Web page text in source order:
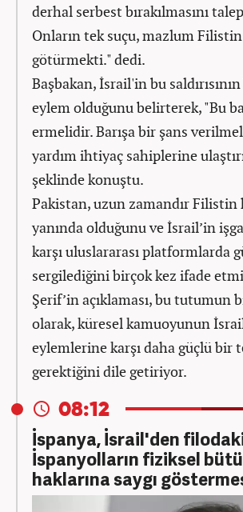
derhal serbest bırakılmasını
Onların tek suçu, mazlum Filistin
götürmekti." dedi.
Başbakan, İsrail'in bu
eylem olduğunu belirterek, "Bu
ermelidir. Barışa bir şans
yardım ihtiyaç sahiplerine
şeklinde konuştu.
Pakistan, uzun zamandır Filistin
yanında olduğunu ve İsrail’in
karşı uluslararası platformlarda
sergilediğini birçok kez ifade
Şerif’in açıklaması, bu tutumun
olarak, küresel kamuoyunun
eylemlerine karşı daha güçlü bir
gerektiğini dile getiriyor.
08:12
İspanya, İsrail'den
İspanyolların fiziksel
haklarına saygı